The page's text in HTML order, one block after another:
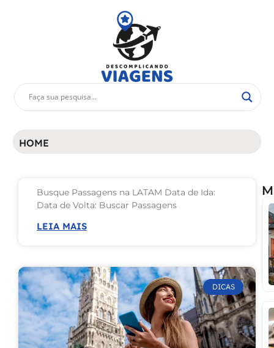
HOME
Busque Passagens na LATAM Data de Ida:
Data de Volta: Buscar Passagens
LEIA MAIS
DICAS